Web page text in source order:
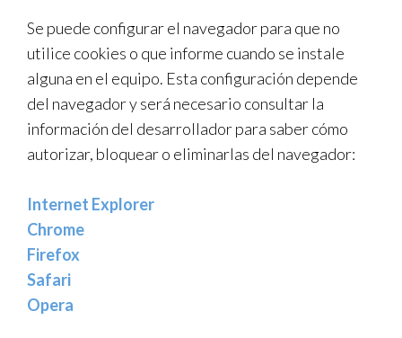
Se puede configurar el navegador para que no
utilice cookies o que informe cuando se instale
alguna en el equipo. Esta configuración depende
del navegador y será necesario consultar la
información del desarrollador para saber cómo
autorizar, bloquear o eliminarlas del navegador:
Internet Explorer
Chrome
Firefox
Safari
Opera